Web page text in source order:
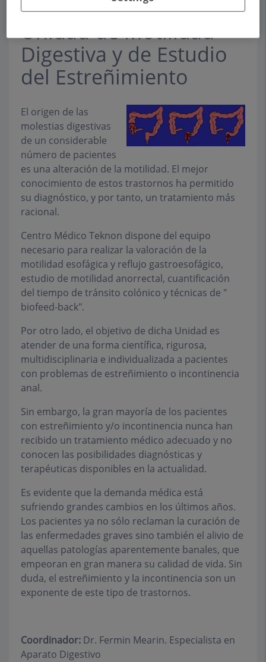
Unidad de Motilidad
Digestiva y de Estudio
del Estreñimiento
El origen de las
molestias digestivas
de un considerable
número de pacientes
es una alteración de la motilidad. El mejor
conocimiento de estos trastornos ha permitido
su diagnóstico, y por tanto, un tratamiento más
racional.
Centro Médico Teknon dispone del equipo
necesario para realizar la valoración de la
motilidad esofágica y reflujo gastroesofágico,
estudio de motilidad anorrectal, cuantificación
del tiempo de tránsito colónico y técnicas de "
biofeed-back".
Por otro lado, el objetivo de dicha Unidad es
atender de una forma científica, rigurosa,
multidisciplinaria e individualizada a pacientes
con problemas de estreñimiento o incontinencia
anal.
Sin embargo, la gran mayoría de los pacientes
con estreñimiento y/o incontinencia nunca han
recibido un tratamiento médico adecuado y no
conocen las posibilidades diagnósticas y
terapéuticas disponibles en la actualidad.
Es evidente que la demanda médica está
sufriendo grandes cambios en los últimos años.
Los pacientes ya no sólo reclaman la curación de
las enfermedades graves sino también el alivio de
aquellas patologías aparentemente banales, que
empeoran en gran manera su calidad de vida. Sin
duda, el estreñimiento y la incontinencia son un
exponente de este tipo de trastornos.
Coordinador: Dr. Fermin Mearin. Especialista en
Aparato Digestivo